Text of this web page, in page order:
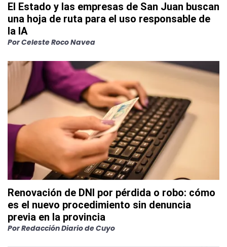
El Estado y las empresas de San Juan buscan
una hoja de ruta para el uso responsable de
la IA
PorCeleste Roco Navea
Renovación de DNI por pérdida o robo: cómo
es el nuevo procedimiento sin denuncia
previa en la provincia
PorRedacción Diario de Cuyo